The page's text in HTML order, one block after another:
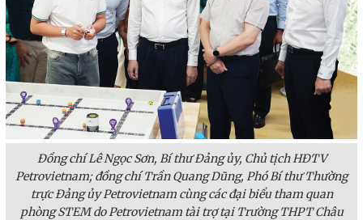
Đồng chí Lê Ngọc Sơn, Bí thư Đảng ủy, Chủ tịch HĐTV
Petrovietnam; đồng chí Trần Quang Dũng, Phó Bí thư Thường
trực Đảng ủy Petrovietnam cùng các đại biểu tham quan
phòng STEM do Petrovietnam tài trợ tại Trường THPT Châu